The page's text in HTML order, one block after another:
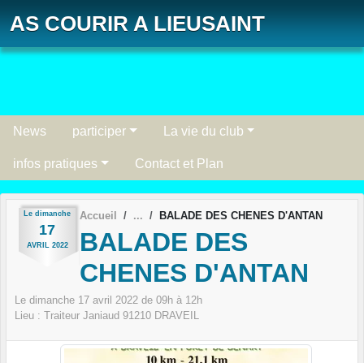
AS COURIR A LIEUSAINT
News participer La vie du club
infos pratiques Contact et Plan
Le dimanche
17
AVRIL 2022
Accueil BALADE DES CHENES D'ANTAN
BALADE DES
CHENES D'ANTAN
Le dimanche 17 avril 2022 de 09h à 12h
Lieu : Traiteur Janiaud 91210 DRAVEIL